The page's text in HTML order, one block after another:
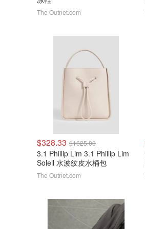
The Outnet.com
$328.33 $1625.00
3.1 Phillip Lim 3.1 Phillip Lim
Soleil 水波纹皮水桶包
The Outnet.com